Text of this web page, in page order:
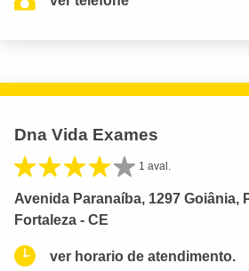
Dna Vida Exames
1 aval.
Avenida Paranaíba, 1297 Goiânia,
Fortaleza - CE
ver horario de atendimento.